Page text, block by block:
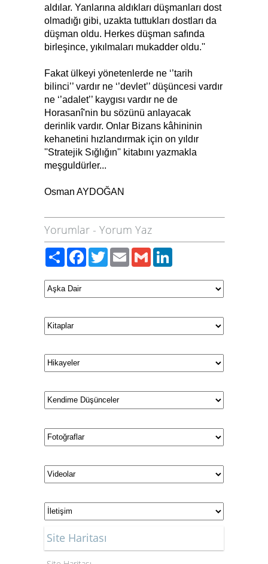
aldılar. Yanlarına aldıkları düşmanları dost
olmadığı gibi, uzakta tuttukları dostları da
düşman oldu. Herkes düşman safında
birleşince, yıkılmaları mukadder oldu.''
Fakat ülkeyi yönetenlerde ne ‘’tarih
bilinci’’ vardır ne ‘’devlet’’ düşüncesi vardır
ne ‘’adalet’’ kaygısı vardır ne de
Horasanî'nin bu sözünü anlayacak
derinlik vardır. Onlar Bizans kâhininin
kehanetini hızlandırmak için on yıldır
''Stratejik Sığlığın'' kitabını yazmakla
meşguldürler...
Osman AYDOĞAN
Yorumlar - Yorum Yaz
PaylaşFacebook
TwitterEmailGmail
Site Haritası